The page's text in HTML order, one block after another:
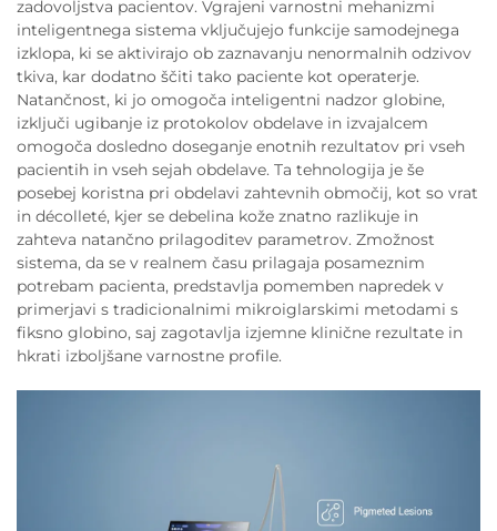
zadovoljstva pacientov. Vgrajeni varnostni mehanizmi
inteligentnega sistema vključujejo funkcije samodejnega
izklopa, ki se aktivirajo ob zaznavanju nenormalnih odzivov
tkiva, kar dodatno ščiti tako paciente kot operaterje.
Natančnost, ki jo omogoča inteligentni nadzor globine,
izključi ugibanje iz protokolov obdelave in izvajalcem
omogoča dosledno doseganje enotnih rezultatov pri vseh
pacientih in vseh sejah obdelave. Ta tehnologija je še
posebej koristna pri obdelavi zahtevnih območij, kot so vrat
in décolleté, kjer se debelina kože znatno razlikuje in
zahteva natančno prilagoditev parametrov. Zmožnost
sistema, da se v realnem času prilagaja posameznim
potrebam pacienta, predstavlja pomemben napredek v
primerjavi s tradicionalnimi mikroiglarskimi metodami s
fiksno globino, saj zagotavlja izjemne klinične rezultate in
hkrati izboljšane varnostne profile.